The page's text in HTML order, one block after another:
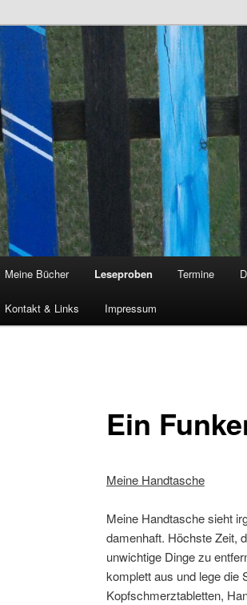
Christa Vogl – Autorin
Satirische Geschichten aus der Oberpfalz
Zum
Inhalt
Meine Bücher Leseproben Termine
Kontakt & Links Impressum
Ein
Meine Handtasche
Meine Handtasche sieht
damenhaft. Höchste Zeit,
unwichtige Dinge zu
komplett aus und lege die
Kopfschmerztabletten,